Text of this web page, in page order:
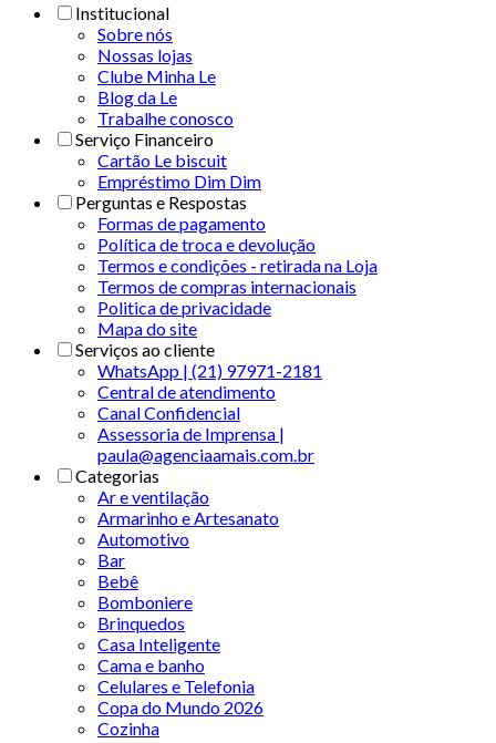
Institucional
Sobre nós
Nossas lojas
Clube Minha Le
Blog da Le
Trabalhe conosco
Serviço Financeiro
Cartão Le biscuit
Empréstimo Dim Dim
Perguntas e Respostas
Formas de pagamento
Política de troca e devolução
Termos e condições - retirada na Loja
Termos de compras internacionais
Politica de privacidade
Mapa do site
Serviços ao cliente
WhatsApp | (21) 97971-2181
Central de atendimento
Canal Confidencial
Assessoria de Imprensa |
paula@agenciaamais.com.br
Categorias
Ar e ventilação
Armarinho e Artesanato
Automotivo
Bar
Bebê
Bomboniere
Brinquedos
Casa Inteligente
Cama e banho
Celulares e Telefonia
Copa do Mundo 2026
Cozinha